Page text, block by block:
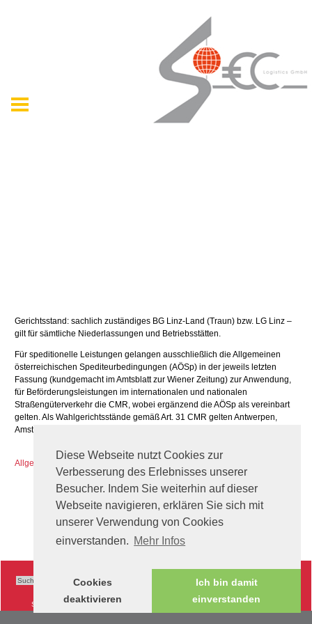
Diese Webseite nutzt Cookies zur
Verbesserung des Erlebnisses unserer
Besucher. Indem Sie weiterhin auf dieser
Webseite navigieren, erklären Sie sich mit
unserer Verwendung von Cookies
einverstanden. Mehr Infos
Cookies
deaktivieren
Ich bin damit
einverstanden
Gerichtsstand: sachlich zuständiges BG Linz-Land (Traun) bzw. LG Linz –
gilt für sämtliche Niederlassungen und Betriebsstätten.
Für speditionelle Leistungen gelangen ausschließlich die Allgemeinen
österreichischen Spediteurbedingungen (AÖSp) in der jeweils letzten
Fassung (kundgemacht im Amtsblatt zur Wiener Zeitung) zur Anwendung,
für Beförderungsleistungen im internationalen und nationalen
Straßengüterverkehr die CMR, wobei ergänzend die AÖSp als vereinbart
gelten. Als Wahlgerichtsstände gemäß Art. 31 CMR gelten Antwerpen,
Amsterdam und Lissabon als vereinbart.
Allgemeine Österreichische Spediteurbedingungen
Sitemap Impressum | AGB